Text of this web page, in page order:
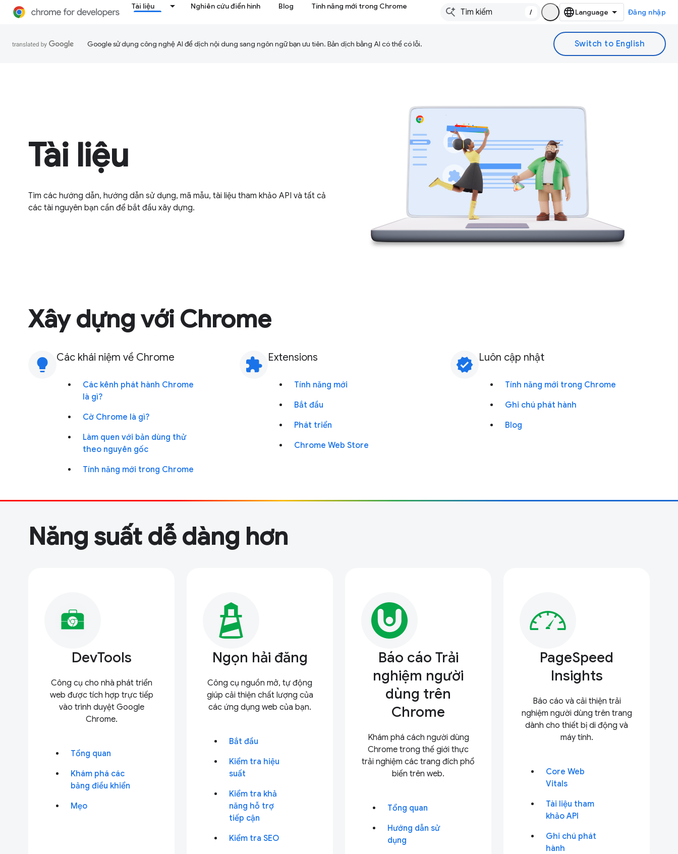
Tài liệu Nghiên cứu điển hình Blog Tính năng mới trong Chrome
/ Đăng nhập
Google sử dụng công nghệ AI để dịch nội dung sang ngôn ngữ bạn ưu tiên. Bản dịch bằng AI có thể có lỗi.
Tài liệu
Tìm các hướng dẫn, hướng dẫn sử dụng, mã mẫu, tài liệu tham khảo API và tất cả
các tài nguyên bạn cần để bắt đầu xây dựng.
Xây dựng với Chrome
lightbulb Các khái niệm về Chrome
Các kênh phát hành Chrome
là gì?
Cờ Chrome là gì?
Làm quen với bản dùng thử
theo nguyên gốc
Tính năng mới trong Chrome
extension Extensions
Tính năng mới
Bắt đầu
Phát triển
Chrome Web Store
verified Luôn cập nhật
Tính năng mới trong Chrome
Ghi chú phát hành
Blog
Năng suất dễ dàng hơn
DevTools
Công cụ cho nhà phát triển
web được tích hợp trực tiếp
vào trình duyệt Google
Chrome.
Tổng quan
Khám phá các
bảng điều khiển
Mẹo
Ngọn hải đăng
Công cụ nguồn mở, tự động
giúp cải thiện chất lượng của
các ứng dụng web của bạn.
Bắt đầu
Kiểm tra hiệu
suất
Kiểm tra khả
năng hỗ trợ
tiếp cận
Kiểm tra SEO
Báo cáo Trải
nghiệm người
dùng trên
Chrome
Khám phá cách người dùng
Chrome trong thế giới thực
trải nghiệm các trang đích phổ
biến trên web.
Tổng quan
Hướng dẫn sử
dụng
PageSpeed
Insights
Báo cáo và cải thiện trải
nghiệm người dùng trên trang
dành cho thiết bị di động và
máy tính.
Core Web
Vitals
Tài liệu tham
khảo API
Ghi chú phát
hành